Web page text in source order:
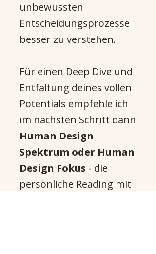
unbewussten
Entscheidungsprozesse
besser zu verstehen.
Für einen Deep Dive und
Entfaltung deines vollen
Potentials empfehle ich
im nächsten Schritt dann
Human Design
Spektrum oder Human
Design Fokus - die
persönliche Reading mit